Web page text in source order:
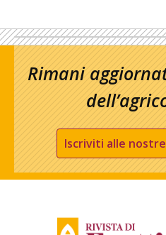
Rimani
Iscriviti alle